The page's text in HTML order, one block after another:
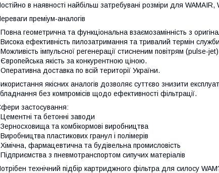
в наявності найбільш затребувані розміри для WAMAIR,
преміум-аналогів
геометрична та функціональна взаємозамінність з
ефективність пилозатримання та тривалий термін
імпульсної регенерації стисненим повітрям (pulse-
якість за конкурентною ціною.
доставка по всій території України.
якісних аналогів дозволяє суттєво знизити
без компромісів щодо ефективності фільтрації.
застосування:
та бетонні заводи
та комбікормові виробництва
пластикових гранул і полімерів
фармацевтична та будівельна промисловість
з пневмотранспортом сипучих матеріалів
технічний підбір картриджного фільтра для силосу